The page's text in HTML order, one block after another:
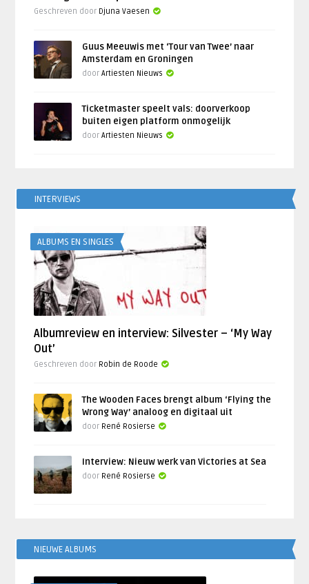
Geschreven door Djuna Vaesen
Guus Meeuwis met ‘Tour van Twee’ naar
Amsterdam en Groningen
doorArtiesten Nieuws
Ticketmaster speelt vals: doorverkoop
buiten eigen platform onmogelijk
doorArtiesten Nieuws
INTERVIEWS
ALBUMS EN SINGLES
Albumreview en interview: Silvester – ‘My Way
Out’
Geschreven door Robin de Roode
The Wooden Faces brengt album ‘Flying the
Wrong Way’ analoog en digitaal uit
door René Rosierse
Interview: Nieuw werk van Victories at Sea
door René Rosierse
NIEUWE ALBUMS